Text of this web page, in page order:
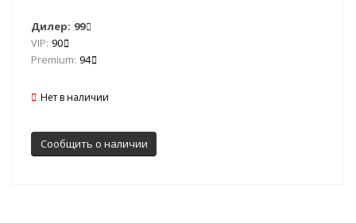
Дилер: 99
VIP: 90
Premium: 94
Нет в наличии
Сообщить о наличии